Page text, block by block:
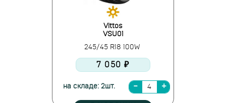
Vittos
VSU01
245/45 R18 100W
7 050 ₽
на складе: 2шт.